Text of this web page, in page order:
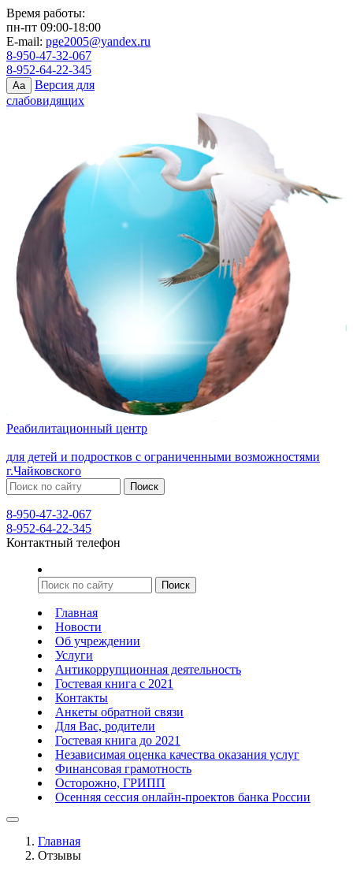
Время работы:
пн-пт 09:00-18:00
E-mail: pge2005@yandex.ru
8-950-47-32-067
8-952-64-22-345
Aa
Версия для
слабовидящих
Реабилитационный центр
для детей и подростков с ограниченными возможностями
г.Чайковского
8-950-47-32-067
8-952-64-22-345
Контактный телефон
Главная
Новости
Об учреждении
Услуги
Антикоррупционная деятельность
Гостевая книга с 2021
Контакты
Анкеты обратной связи
Для Вас, родители
Гостевая книга до 2021
Независимая оценка качества оказания услуг
Финансовая грамотность
Осторожно, ГРИПП
Осенняя сессия онлайн-проектов банка России
Главная
Отзывы